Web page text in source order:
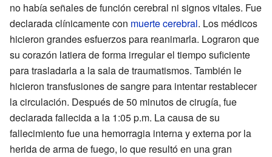
no había señales de función cerebral ni signos vitales. Fue
declarada clínicamente con muerte cerebral. Los médicos
hicieron grandes esfuerzos para reanimarla. Lograron que
su corazón latiera de forma irregular el tiempo suficiente
para trasladarla a la sala de traumatismos. También le
hicieron transfusiones de sangre para intentar restablecer
la circulación. Después de 50 minutos de cirugía, fue
declarada fallecida a la 1:05 p.m. La causa de su
fallecimiento fue una hemorragia interna y externa por la
herida de arma de fuego, lo que resultó en una gran